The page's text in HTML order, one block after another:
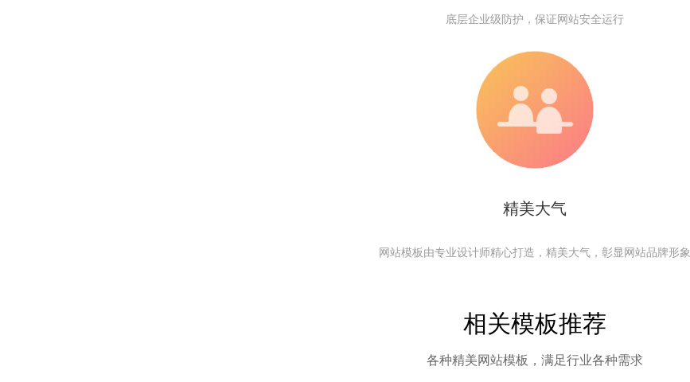
底层企业级防护，保证网站安全运行
精美大气
网站模板由专业设计师精心打造，精美大气，彰显网站品牌形象
相关模板推荐
各种精美网站模板，满足行业各种需求